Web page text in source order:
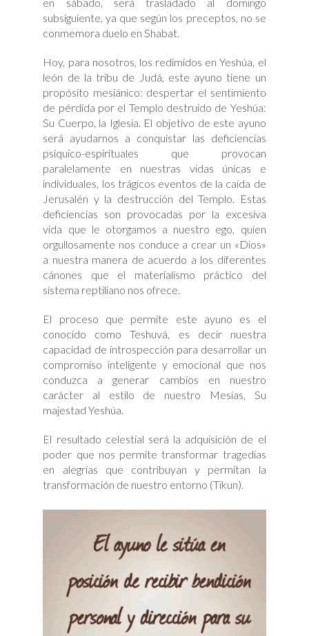
subsiguiente, ya que según los preceptos, no se
conmemora duelo en Shabat.
Hoy, para nosotros, los redimidos en Yeshúa, el
león de la tribu de Judá, este ayuno tiene un
propósito mesiánico: despertar el sentimiento
de pérdida por el Templo destruido de Yeshúa:
Su Cuerpo, la Iglesia. El objetivo de este ayuno
será ayudarnos a conquistar las deficiencias
psíquico-espirituales que provocan
paralelamente en nuestras vidas únicas e
individuales, los trágicos eventos de la caída de
Jerusalén y la destrucción del Templo. Estas
deficiencias son provocadas por la excesiva
vida que le otorgamos a nuestro ego, quien
orgullosamente nos conduce a crear un «Dios»
a nuestra manera de acuerdo a los diferentes
cánones que el materialismo práctico del
sistema reptiliano nos ofrece.
El proceso que permite este ayuno es el
conocido como Teshuvá, es decir nuestra
capacidad de introspección para desarrollar un
compromiso inteligente y emocional que nos
conduzca a generar cambios en nuestro
carácter al estilo de nuestro Mesías, Su
majestad Yeshúa.
El resultado celestial será la adquisición de el
poder que nos permite transformar tragedias
en alegrías que contribuyan y permitan la
transformación de nuestro entorno (Tikun).